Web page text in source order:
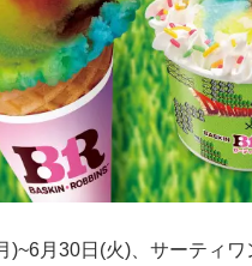
)~6月30日(火)、サーティ